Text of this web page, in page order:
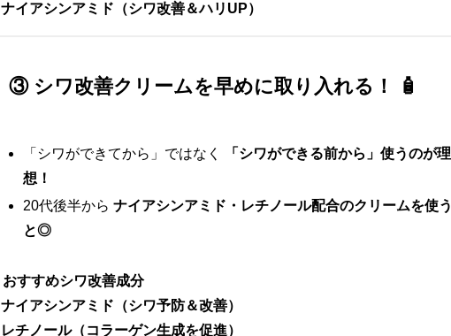
ナイアシンアミド（シワ改善＆ハリUP）
③ シワ改善クリームを早めに取り入れる！ 🧴
「シワができてから」ではなく
「シワができる前から」使うのが理
想！
20代後半からナイアシンアミド・レチノール配合のクリームを使う
と◎
おすすめシワ改善成分
ナイアシンアミド（シワ予防＆改善）
レチノール（コラーゲン生成を促進）